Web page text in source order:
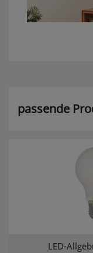
passende
LED-